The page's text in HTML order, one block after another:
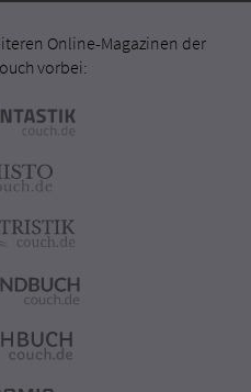
Online-Magazinen der
vorbei: